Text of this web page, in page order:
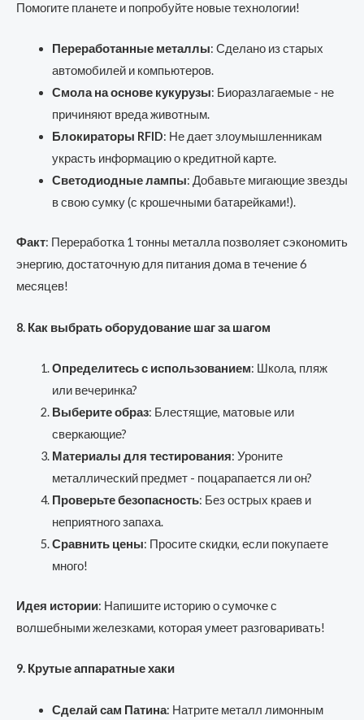
Помогите планете и попробуйте новые технологии!
Переработанные металлы: Сделано из старых
автомобилей и компьютеров.
Смола на основе кукурузы: Биоразлагаемые - не
причиняют вреда животным.
Блокираторы RFID: Не дает злоумышленникам
украсть информацию о кредитной карте.
Светодиодные лампы: Добавьте мигающие звезды
в свою сумку (с крошечными батарейками!).
Факт: Переработка 1 тонны металла позволяет сэкономить
энергию, достаточную для питания дома в течение 6
месяцев!
8. Как выбрать оборудование шаг за шагом
Определитесь с использованием: Школа, пляж
или вечеринка?
Выберите образ: Блестящие, матовые или
сверкающие?
Материалы для тестирования: Уроните
металлический предмет - поцарапается ли он?
Проверьте безопасность: Без острых краев и
неприятного запаха.
Сравнить цены: Просите скидки, если покупаете
много!
Идея истории: Напишите историю о сумочке с
волшебными железками, которая умеет разговаривать!
9. Крутые аппаратные хаки
Сделай сам Патина: Натрите металл лимонным